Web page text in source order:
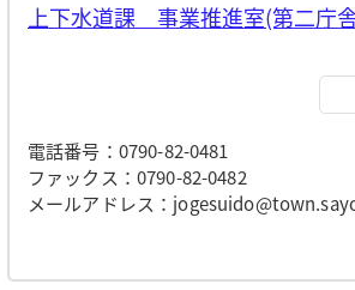
上下水道課 事業推進室(第二庁
電話番号：0790-82-0481
ファックス：0790-82-0482
メールアドレス：